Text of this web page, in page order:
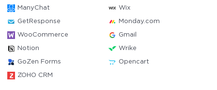
ManyChat Wix
GetResponse Monday.com
WooCommerce Gmail
Notion Wrike
GoZen Forms Opencart
ZOHO CRM